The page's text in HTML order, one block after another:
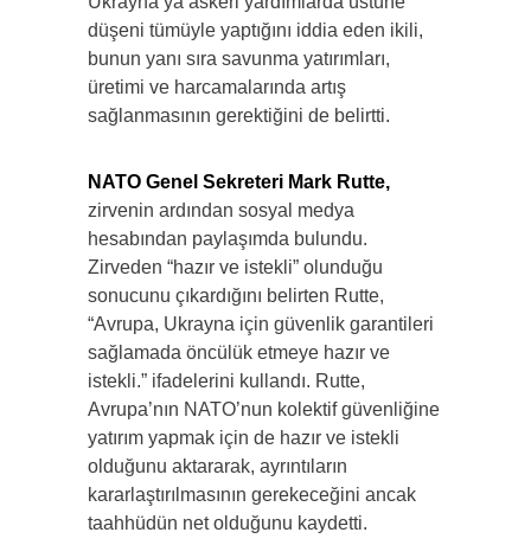
düşeni tümüyle yaptığını iddia eden ikili,
bunun yanı sıra savunma yatırımları,
üretimi ve harcamalarında artış
sağlanmasının gerektiğini de belirtti.
NATO Genel Sekreteri Mark Rutte,
zirvenin ardından sosyal medya
hesabından paylaşımda bulundu.
Zirveden “hazır ve istekli” olunduğu
sonucunu çıkardığını belirten Rutte,
“Avrupa, Ukrayna için güvenlik garantileri
sağlamada öncülük etmeye hazır ve
istekli.” ifadelerini kullandı. Rutte,
Avrupa’nın NATO’nun kolektif güvenliğine
yatırım yapmak için de hazır ve istekli
olduğunu aktararak, ayrıntıların
kararlaştırılmasının gerekeceğini ancak
taahhüdün net olduğunu kaydetti.